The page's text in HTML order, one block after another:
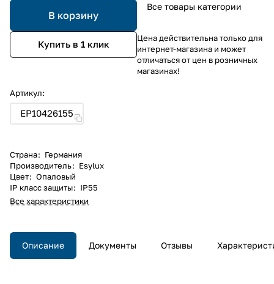
В корзину
Купить в 1 клик
Артикул:
EP10426155
Страна: Германия
Производитель: Esylux
Цвет: Опаловый
IP класс защиты: IP55
Все характеристики
Все товары категории
Цена действительна только для
интернет-магазина и может
отличаться от цен в розничных
магазинах!
Описание Документы Отзывы